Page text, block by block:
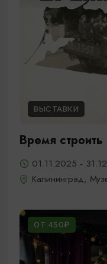
ВЫСТАВКИ
Время строить
01.11.2025 -
Калининград,
ОТ 450₽